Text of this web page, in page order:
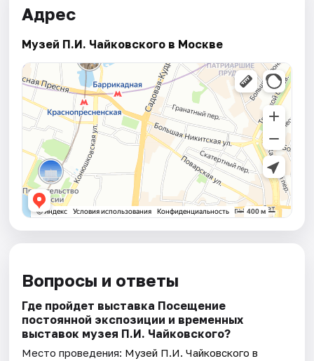
Адрес
Музей П.И. Чайковского в Москве
Вопросы и ответы
Где пройдет выставка Посещение
постоянной экспозиции и временных
выставок музея П.И. Чайковского?
Место проведения: Музей П.И. Чайковского в